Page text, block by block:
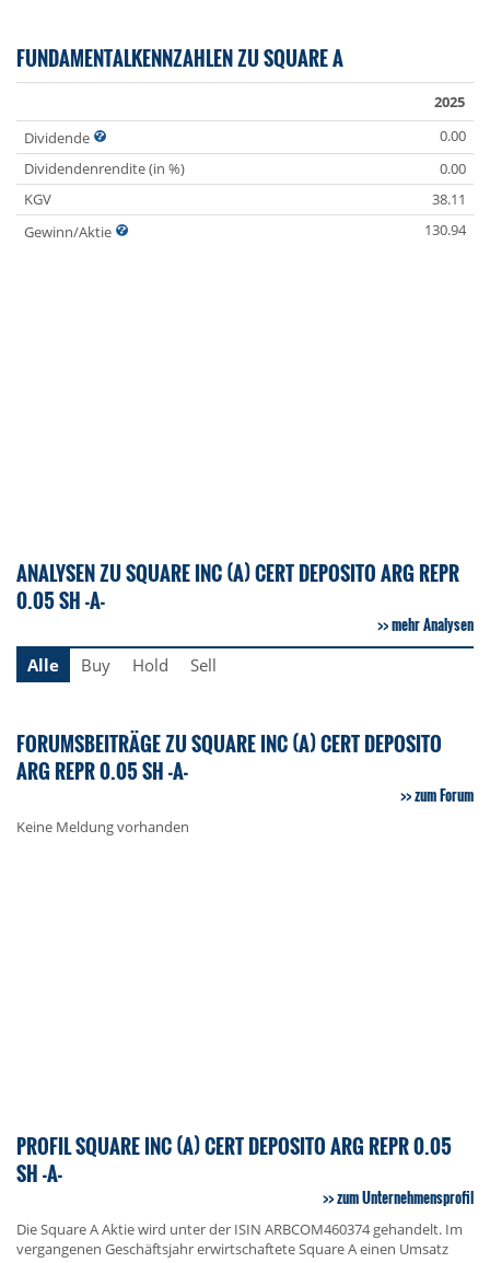
FUNDAMENTALKENNZAHLEN ZU SQUARE A
2025
Dividende
0.00
Dividendenrendite (in %)
0.00
KGV
38.11
Gewinn/Aktie
130.94
ANALYSEN ZU SQUARE INC (A) CERT DEPOSITO ARG REPR
0.05 SH -A-
mehr Analysen
Alle
Buy Hold Sell
FORUMSBEITRÄGE ZU SQUARE INC (A) CERT DEPOSITO
ARG REPR 0.05 SH -A-
zum Forum
Keine Meldung vorhanden
PROFIL SQUARE INC (A) CERT DEPOSITO ARG REPR 0.05
SH -A-
zum Unternehmensprofil
Die Square A Aktie wird unter der ISIN ARBCOM460374 gehandelt. Im
vergangenen Geschäftsjahr erwirtschaftete Square A einen Umsatz